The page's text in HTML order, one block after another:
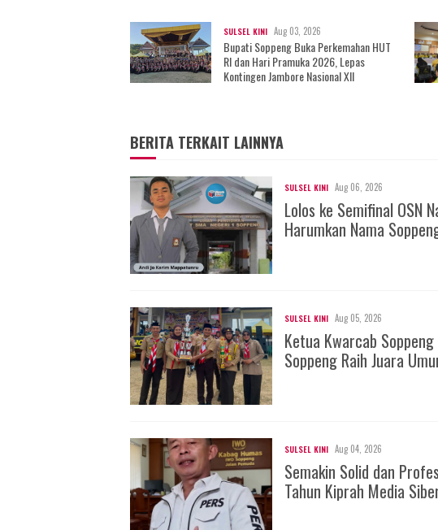
SULSEL KINI Aug 03, 2026
Bupati Soppeng Buka Perkemahan HUT
RI dan Hari Pramuka 2026, Lepas
Kontingen Jambore Nasional XII
BERITA TERKAIT LAINNYA
SULSEL KINI Aug 06, 2026
Lolos ke Semifinal OSN
Harumkan Nama
SULSEL KINI Aug 05, 2026
Ketua Kwarcab
Soppeng Raih Juara
SULSEL KINI Aug 04, 2026
Semakin Solid dan
Tahun Kiprah Media